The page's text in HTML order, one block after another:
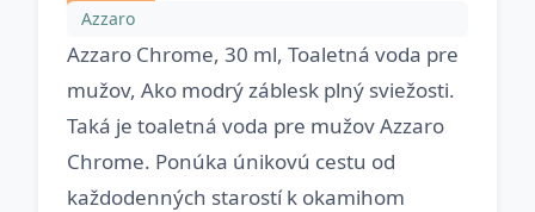
Azzaro
Azzaro Chrome, 30 ml, Toaletná voda pre
mužov, Ako modrý záblesk plný sviežosti.
Taká je toaletná voda pre mužov Azzaro
Chrome. Ponúka únikovú cestu od
každodenných starostí k okamihom